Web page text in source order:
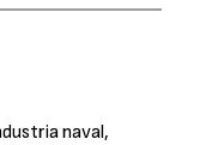
naval,